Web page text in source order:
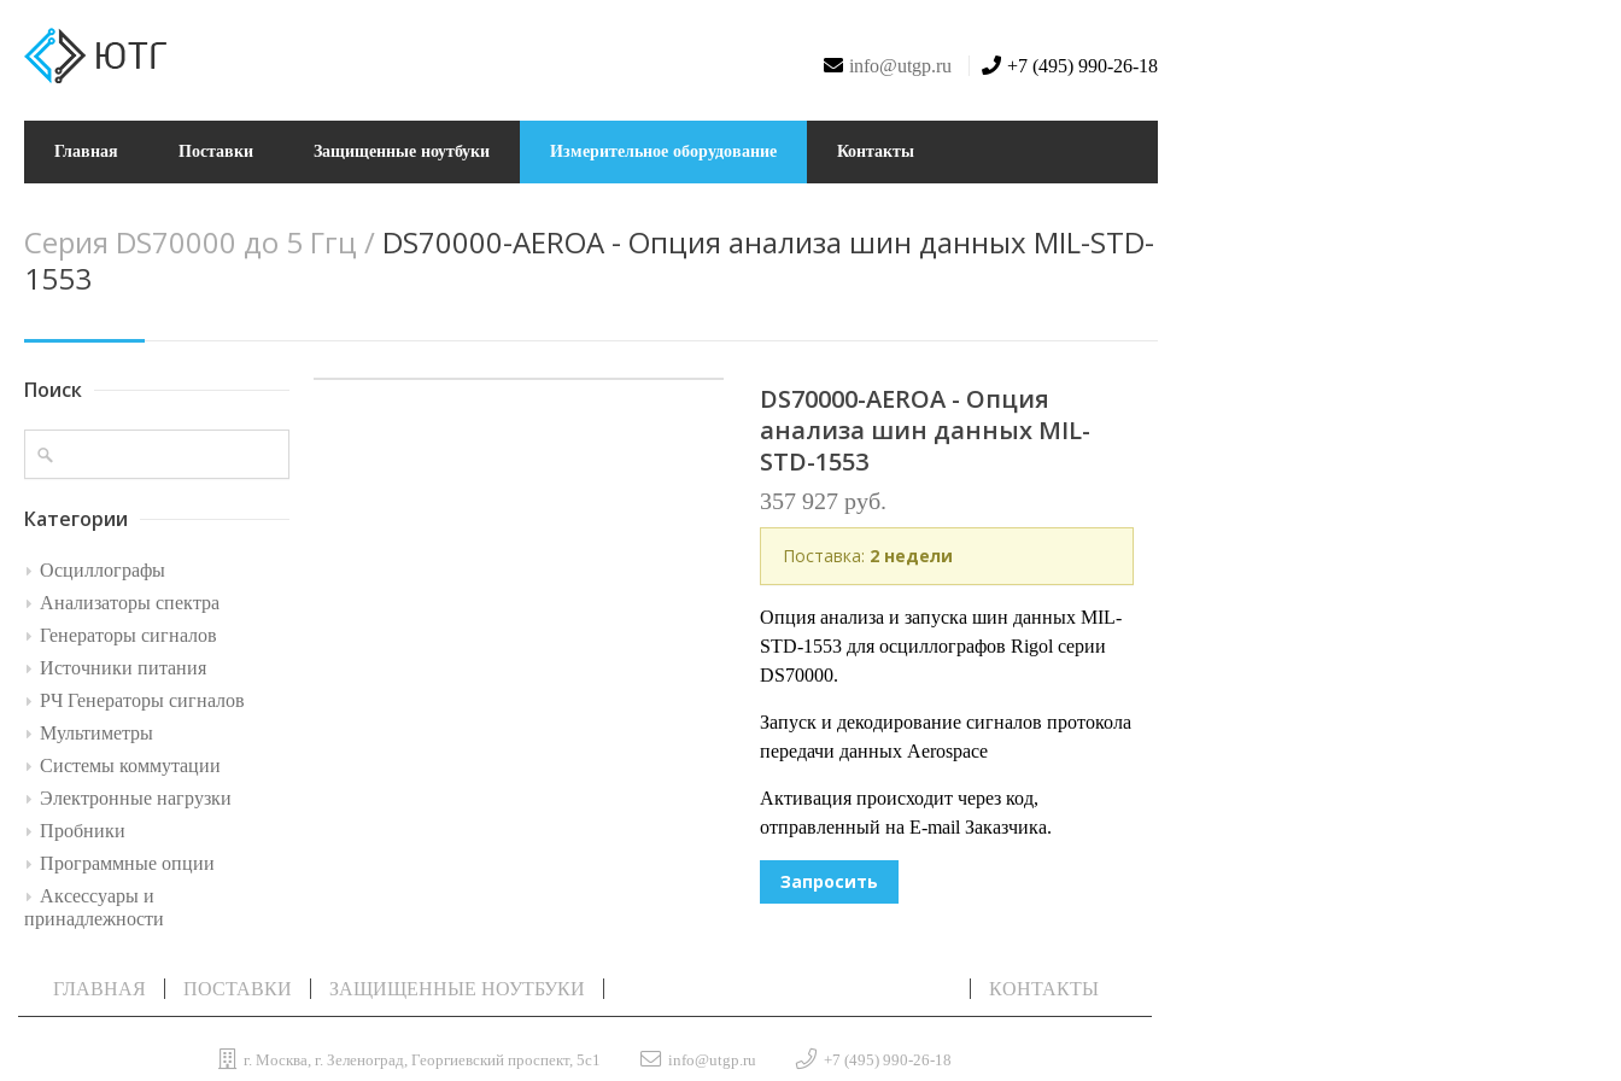
info@utgp.ru +7 (495) 990-26-18
Главная Поставки Защищенные ноутбуки Измерительное оборудование Контакты
Серия DS70000 до 5 Ггц / DS70000-AEROA - Опция анализа шин данных MIL-STD-
1553
Поиск
Категории
Осциллографы
Анализаторы спектра
Генераторы сигналов
Источники питания
РЧ Генераторы сигналов
Мультиметры
Системы коммутации
Электронные нагрузки
Пробники
Программные опции
Аксессуары и
принадлежности
DS70000-AEROA - Опция
анализа шин данных MIL-
STD-1553
357 927 руб.
Поставка: 2 недели
Опция анализа и запуска шин данных MIL-
STD-1553 для осциллографов Rigol серии
DS70000.
Запуск и декодирование сигналов протокола
передачи данных Aerospace
Активация происходит через код,
отправленный на E-mail Заказчика.
Запросить
ГЛАВНАЯ ПОСТАВКИ ЗАЩИЩЕННЫЕ НОУТБУКИ КОНТАКТЫ
г. Москва, г. Зеленоград, Георгиевский проспект, 5с1 info@utgp.ru +7 (495) 990-26-18